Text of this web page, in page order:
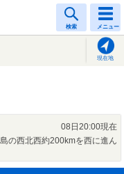
検索 メニュー
現在地
08日20:00現在
の西北西約200kmを西に進ん